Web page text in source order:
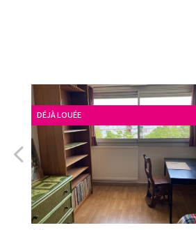
DÉJÀ LOUÉE